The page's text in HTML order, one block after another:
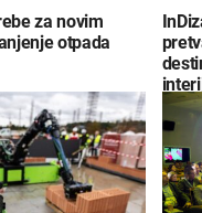
za novim
otpada